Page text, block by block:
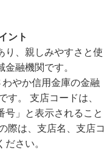
ント
り、親しみやすさと使
融機関です。
やか信用金庫の金融
す。 支店コードは、
号」と表示されること
際は、支店名、支店コ
さい。